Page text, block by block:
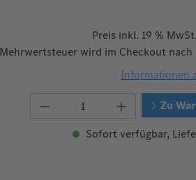
Preis inkl. 19 %
wird im Checkout nach
Informationen
Produkt Anzahl: Gib
Zu
Sofort verfügbar,